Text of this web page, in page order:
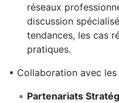
réseaux
discussion
tendances, les cas
pratiques.
• Collaboration avec
Partenariats